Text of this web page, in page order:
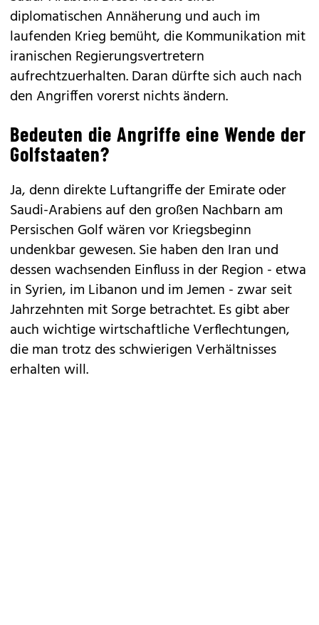
diplomatischen Annäherung und auch im
laufenden Krieg bemüht, die Kommunikation mit
iranischen Regierungsvertretern
aufrechtzuerhalten. Daran dürfte sich auch nach
den Angriffen vorerst nichts ändern.
Bedeuten die Angriffe eine Wende der
Golfstaaten?
Ja, denn direkte Luftangriffe der Emirate oder
Saudi-Arabiens auf den großen Nachbarn am
Persischen Golf wären vor Kriegsbeginn
undenkbar gewesen. Sie haben den Iran und
dessen wachsenden Einfluss in der Region - etwa
in Syrien, im Libanon und im Jemen - zwar seit
Jahrzehnten mit Sorge betrachtet. Es gibt aber
auch wichtige wirtschaftliche Verflechtungen,
die man trotz des schwierigen Verhältnisses
erhalten will.